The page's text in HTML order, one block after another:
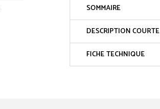
SOMMAIRE
DESCRIPTION COURTE
FICHE TECHNIQUE